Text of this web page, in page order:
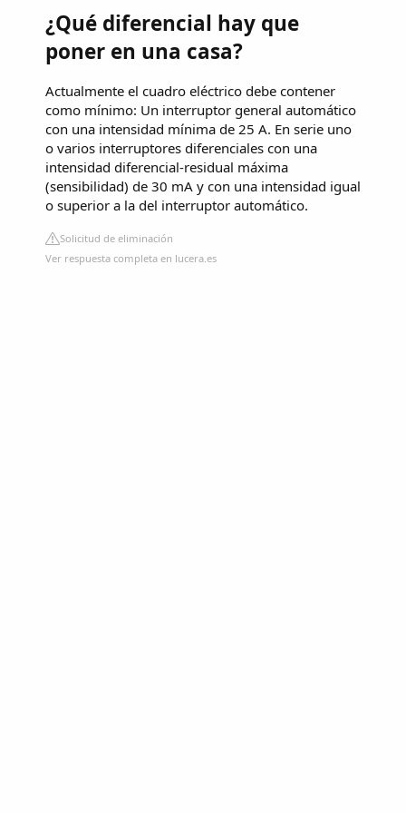
¿Qué diferencial hay que
poner en una casa?
Actualmente el cuadro eléctrico debe contener
como mínimo: Un interruptor general automático
con una intensidad mínima de 25 A. En serie uno
o varios interruptores diferenciales con una
intensidad diferencial-residual máxima
(sensibilidad) de 30 mA y con una intensidad igual
o superior a la del interruptor automático.
Solicitud de eliminación
Ver respuesta completa en lucera.es